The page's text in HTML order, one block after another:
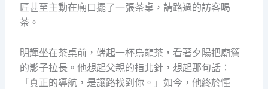
匠甚至主動在廟口擺了一張茶桌，請路過的訪客喝
茶。
明輝坐在茶桌前，端起一杯烏龍茶，看著夕陽把廟簷
的影子拉長。他想起父親的指北針，想起那句話：
「真正的導航，是讓路找到你。」如今，他終於懂